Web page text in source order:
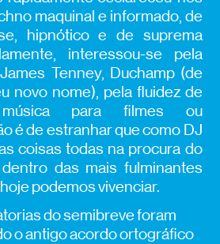
maquinal e informado, de
hipnótico e de suprema
interessou-se pela
Tenney, Duchamp (de
novo nome), pela fluidez de
para filmes ou
é de estranhar que como DJ
coisas todas na procura do
das mais fulminantes
podemos vivenciar.
do semibreve foram
o antigo acordo ortográfico